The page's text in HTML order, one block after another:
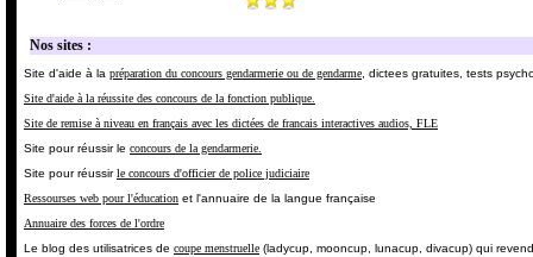
Nos sites :
Site d'aide à la préparation du concours gendarmerie ou de gendarme , dictees gratuites, tests
Site d'aide à la réussite des concours de la fonction publique.
Site de remise à niveau en français avec les dictées de francais interactives audios, FLE
Site pour réussir le concours de la gendarmerie.
Site pour réussirle concours d'officier de police judiciaire
Ressourses web pour l'éducation et l'annuaire de la langue française
Annuaire des forces de l'ordre
Le blog des utilisatrices de coupe menstruelle (ladycup, mooncup, lunacup, divacup) qui